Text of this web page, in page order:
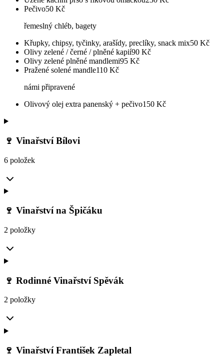
Pečivo50 Kč
řemeslný chléb, bagety
Křupky, chipsy, tyčinky, arašídy, preclíky, snack mix50 Kč
Olivy zelené / černé / plněné kapií90 Kč
Olivy zelené plněné mandlemi95 Kč
Pražené solené mandle110 Kč
námi připravené
Olivový olej extra panenský + pečivo150 Kč
🍷 Vinařství Bílovi
6 položek
🍷 Vinařství na Špičáku
2 položky
🍷 Rodinné Vinařství Spěvák
2 položky
🍷 Vinařství František Zapletal